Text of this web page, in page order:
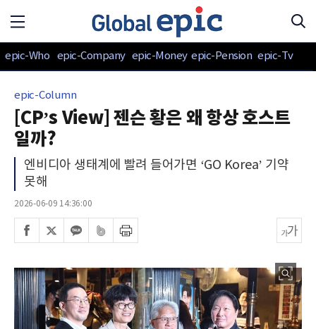
epic-Who epic-Company epic-Money epic-Pension epic-Tv
epic-Column
[CP’s View] 젠슨 황은 왜 항상 호스트
일까?
엔비디아 생태계에 빨려 들어가면 ‘GO Korea’ 기약
못해
2026-06-09 14:36:00